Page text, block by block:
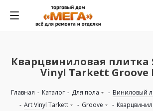
Кварцвиниловая плитка
Vinyl Tarkett Groove
Главная - Каталог - Для пола - Виниловый
- Art Vinyl Tarkett - Groove -